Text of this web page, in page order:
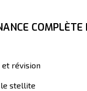
COMPLÈTE
et révision
stellite